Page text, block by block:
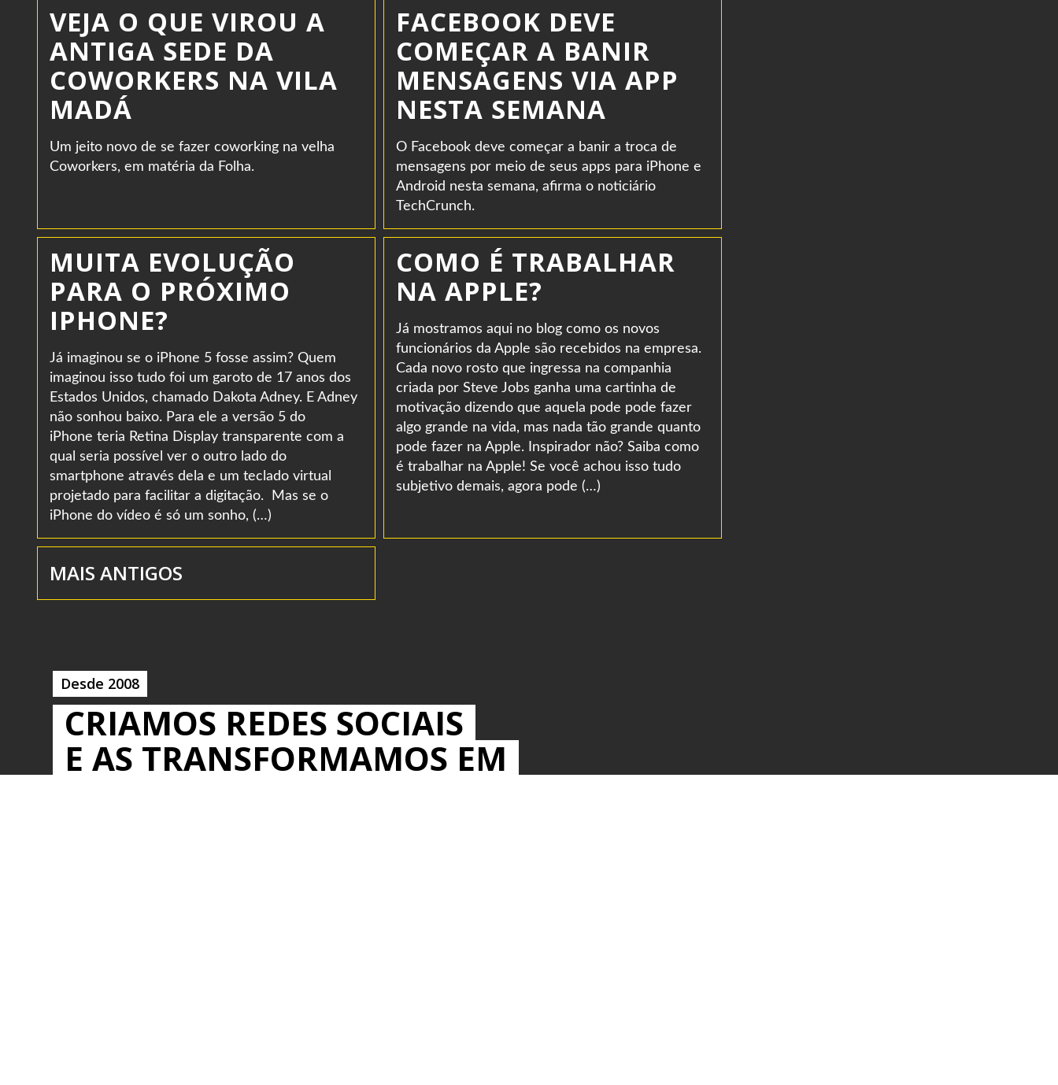
VEJA O QUE VIROU A
ANTIGA SEDE DA
COWORKERS NA VILA
MADÁ
Um jeito novo de se fazer coworking na velha
Coworkers, em matéria da Folha.
FACEBOOK DEVE
COMEÇAR A BANIR
MENSAGENS VIA APP
NESTA SEMANA
O Facebook deve começar a banir a troca de
mensagens por meio de seus apps para iPhone e
Android nesta semana, afirma o noticiário
TechCrunch.
MUITA EVOLUÇÃO
PARA O PRÓXIMO
IPHONE?
Já imaginou se o iPhone 5 fosse assim? Quem
imaginou isso tudo foi um garoto de 17 anos dos
Estados Unidos, chamado Dakota Adney. E Adney
não sonhou baixo. Para ele a versão 5 do
iPhone teria Retina Display transparente com a
qual seria possível ver o outro lado do
smartphone através dela e um teclado virtual
projetado para facilitar a digitação. Mas se o
iPhone do vídeo é só um sonho, (…)
COMO É TRABALHAR
NA APPLE?
Já mostramos aqui no blog como os novos
funcionários da Apple são recebidos na empresa.
Cada novo rosto que ingressa na companhia
criada por Steve Jobs ganha uma cartinha de
motivação dizendo que aquela pode pode fazer
algo grande na vida, mas nada tão grande quanto
pode fazer na Apple. Inspirador não? Saiba como
é trabalhar na Apple! Se você achou isso tudo
subjetivo demais, agora pode (…)
MAIS ANTIGOS
Desde 2008
CRIAMOS REDES SOCIAIS
E AS TRANSFORMAMOS EM